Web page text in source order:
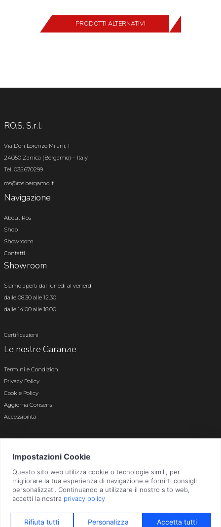
PRODOTTI ALTERNATIVI
RO.S. S.r.l.
Via Don Lorenzo Milani, 1
24050 Zanica (Bergamo) – Italy
Tel. 035.670299
ros@ros.bergamo.it
Navigazione
About Ros
Shop
Showroom
Contatti
Showroom
Siamo aperti dal lunedì al venerdì
dalle 08.30 alle 12.30
dalle 14.00 alle 18.00
Certificazioni
Le nostre Garanzie
Termini e Condizioni
Privacy Policy
Cookie Policy
Aggiorna Consensi
Accessibilità
Bergamo n. 01496180165 · Capitale Sociale i.v. € 800.000,00